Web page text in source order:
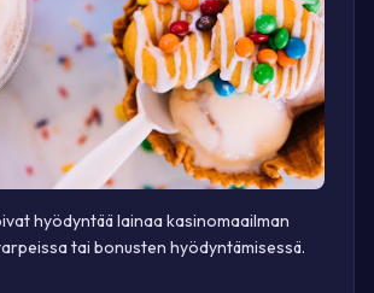
hyödyntää lainaa kasinomaailman
tai bonusten hyödyntämisessä.